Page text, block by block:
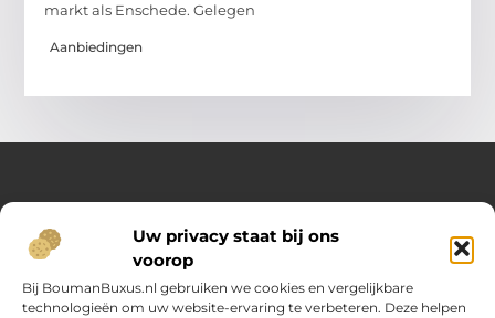
Uw privacy staat bij ons
voorop
Bij BoumanBuxus.nl gebruiken we cookies en vergelijkbare
technologieën om uw website-ervaring te verbeteren. Deze helpen
markt als Enschede. Gelegen
Aanbiedingen
Over Opelweb
Jouw startpunt voor handige tips en inspirerende artikelen
Op Opelweb.nl vind je een gevarieerd aanbod aan blogs en
content die je helpen meer uit je dag te halen – van nuttige
adviezen tot verrassende inzichten voor in het dagelijks leven.